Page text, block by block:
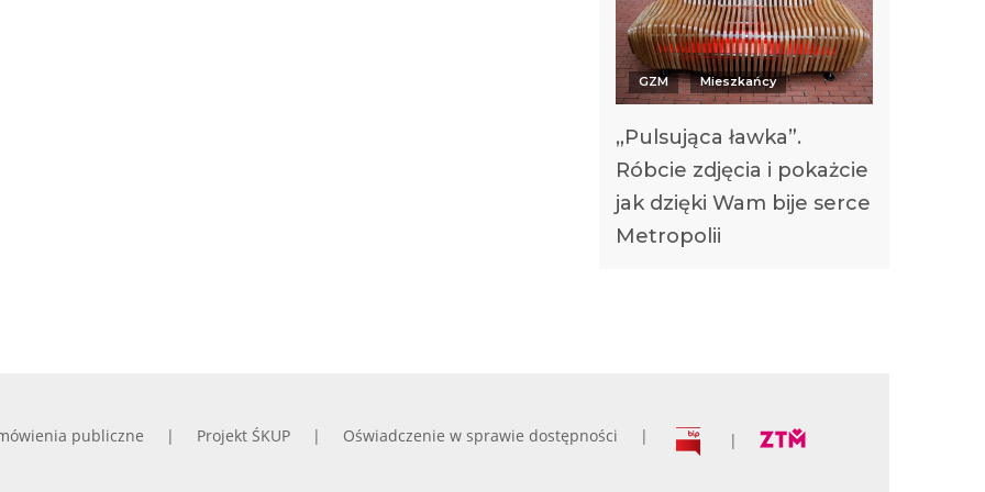
GZM Mieszkańcy
„Pulsująca ławka”.
Róbcie zdjęcia i pokażcie
jak dzięki Wam bije serce
Metropolii
publiczne Projekt ŚKUP Oświadczenie w sprawie dostępności